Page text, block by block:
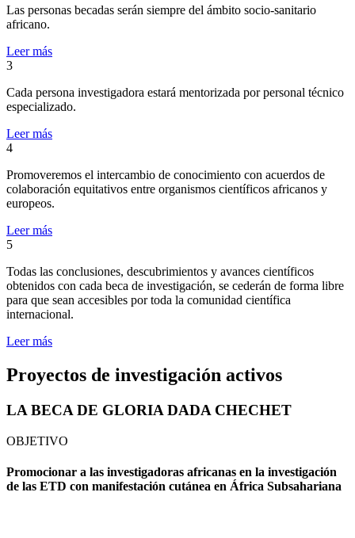
Las personas becadas serán siempre del ámbito socio-sanitario
africano.
Leer más
3
Cada persona investigadora estará mentorizada por personal técnico
especializado.
Leer más
4
Promoveremos el intercambio de conocimiento con acuerdos de
colaboración equitativos entre organismos científicos africanos y
europeos.
Leer más
5
Todas las conclusiones, descubrimientos y avances científicos
obtenidos con cada beca de investigación, se cederán de forma libre
para que sean accesibles por toda la comunidad científica
internacional.
Leer más
Proyectos de investigación activos
LA BECA DE GLORIA DADA CHECHET
OBJETIVO
Promocionar a las investigadoras africanas en la investigación
de las ETD con manifestación cutánea en África Subsahariana